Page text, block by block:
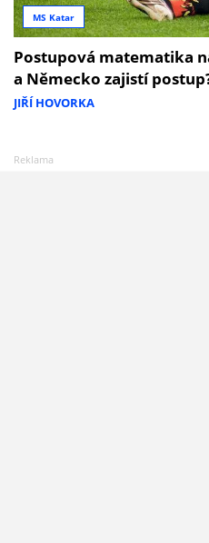
MS Katar
Postupová matematika
a Německo zajistí
JIŘÍ HOVORKA